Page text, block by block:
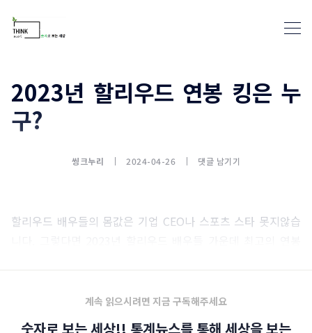
2023년 할리우드 연봉 킹은 누
구?
씽크누리 2024-04-26 댓글 남기기
할리우드 배우들의 몸값은 기업 CEO나 스포츠 스타 못지않습
계속 읽으시려면 지금 구독해주세요
숫자로 보는 세상!! 통계뉴스를 통해 세상을 보는